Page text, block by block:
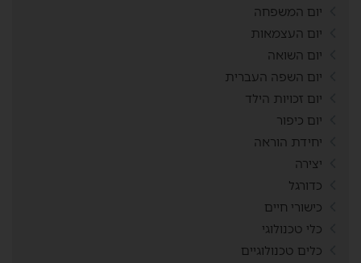
יום המשפחה
יום העצמאות
יום השואה
יום השפה העברית
יום זכויות הילד
יום כיפור
יחידת הוראה
יצירה
כדורגל
כישורי חיים
כלי טכנולוגי
כלים טכנולוגיים